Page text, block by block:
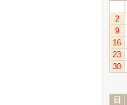
2
9
16
23
30
日